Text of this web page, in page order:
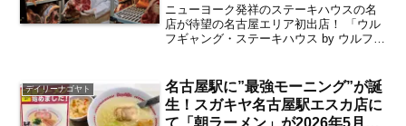
4日に「名古屋観光ホテル」1階に
オープン【伏見】
ニューヨーク発祥のステーキハウスの名
店が待望の名古屋エリア初出店！ 「ウル
フギャング・ステーキハウス by ウルフギ
1階にてオープンすることが発表されまし
た、数...
デイリーナゴヤト
名古屋駅に”最強モーニング”が誕
生！スガキヤ名古屋駅エスカ店に
て「朝ラーメン」が2026年5月21